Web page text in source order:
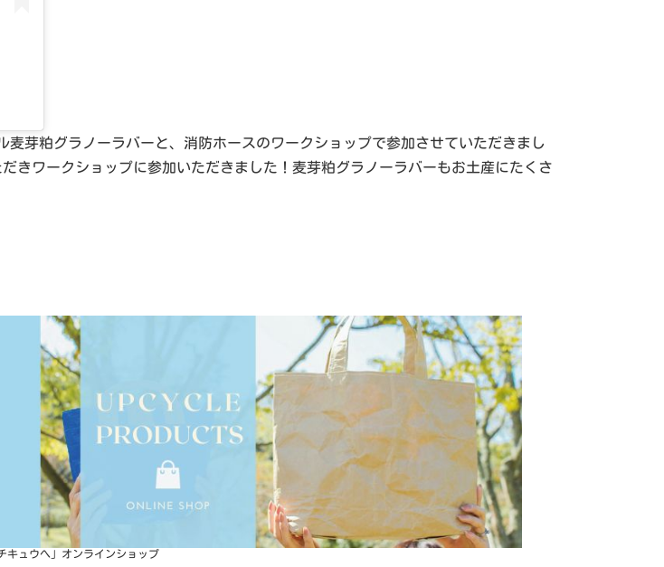
芽粕グラノーラバーと、消防ホースのワークショップで参加させていただきまし
きワークショップに参加いただきました！麦芽粕グラノーラバーもお土産にたくさ
キュウへ」オンラインショップ